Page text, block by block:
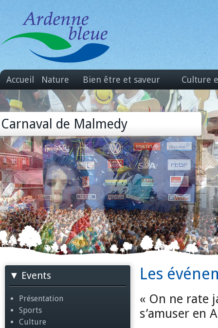
Accueil Nature Bien être et saveur Culture
Carnaval de Malmedy
Events
Présentation
Sports
Culture
Les
« On ne rate
s’amuser en